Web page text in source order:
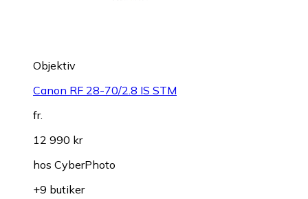
Objektiv
Canon RF 28-70/2.8 IS STM
fr.
12 990 kr
hos CyberPhoto
+9 butiker